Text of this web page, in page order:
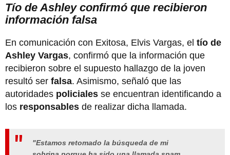
Tío de Ashley confirmó que recibieron
información falsa
En comunicación con Exitosa, Elvis Vargas, el tío de
Ashley Vargas, confirmó que la información que
recibieron sobre el supuesto hallazgo de la joven
resultó ser falsa. Asimismo, señaló que las
autoridades policiales se encuentran identificando a
los responsables de realizar dicha llamada.
"Estamos retomado la búsqueda de mi